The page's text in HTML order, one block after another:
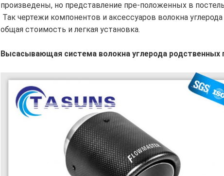
произведены, но представление пре-положенных в
Так чертежи компонентов и аксессуаров волокна
общая стоимость и легкая установка.
Высасывающая система волокна углерода родственных